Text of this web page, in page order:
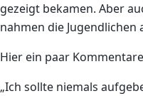
gezeigt bekamen. Aber
nahmen die
Hier ein paar
„Ich sollte niemals